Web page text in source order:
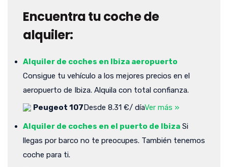
Encuentra tu coche de
alquiler:
Alquiler de coches en Ibiza aeropuerto
Consigue tu vehículo a los mejores precios en el
aeropuerto de Ibiza. Alquila con total confianza.
Peugeot 107Desde 8.31 €/ díaVer más »
Alquiler de coches en el puerto de Ibiza Si
llegas por barco no te preocupes. También tenemos
coche para ti.